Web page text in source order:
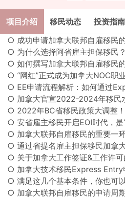
项目介绍 移民动态 投资指南
○ 成功申请加拿大联邦自雇移民
○ “网红”正式成为加拿大NOC职
○ 加拿大官宣2022-2024年移民
○ 2022年BC省移民政策大调整
○ 安省雇主移民开启EOI时代，是“
○ 关于加拿大工作签证&工作许
○ 加拿大技术移民Express Entry
○ 加拿大联邦自雇移民的申请周